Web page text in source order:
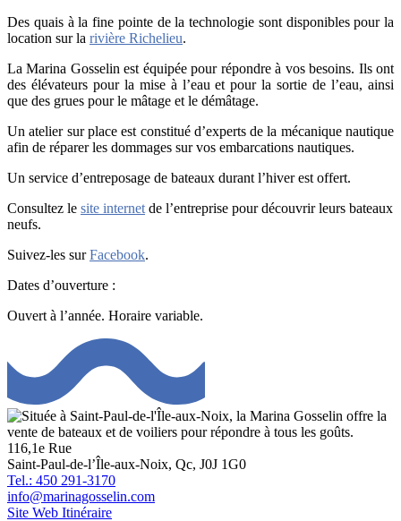
Des quais à la fine pointe de la technologie sont disponibles pour la
location sur la rivière Richelieu.
La Marina Gosselin est équipée pour répondre à vos besoins. Ils ont
des élévateurs pour la mise à l’eau et pour la sortie de l’eau, ainsi
que des grues pour le mâtage et le démâtage.
Un atelier sur place est constitué d’experts de la mécanique nautique
afin de réparer les dommages sur vos embarcations nautiques.
Un service d’entreposage de bateaux durant l’hiver est offert.
Consultez le site internet de l’entreprise pour découvrir leurs bateaux
neufs.
Suivez-les surFacebook.
Dates d’ouverture :
Ouvert à l’année. Horaire variable.
116,1e Rue
Saint-Paul-de-l’Île-aux-Noix, Qc, J0J 1G0
Tel.: 450 291-3170
info@marinagosselin.com
Site Web Itinéraire